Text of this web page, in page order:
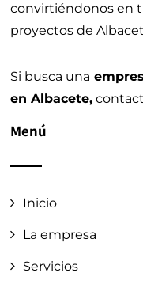
convirtiéndonos en
proyectos de
Si busca una
en Albacete,
Menú
Inicio
La empresa
Servicios